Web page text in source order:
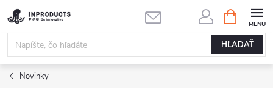
Prejsť
na
obsah
HĽADAŤ
KOŠÍK
Novinky